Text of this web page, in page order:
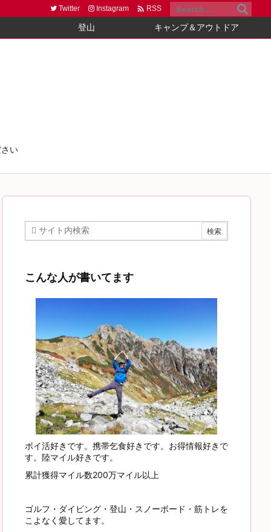
登山 キャンプ＆アウトドア
Twitter Instagram  RSS
い
こんな人が書いてます
ポイ活好きです。携帯乞食好きです。お得情報好きで
す。陸マイル好きです。
累計獲得マイル数200万マイル以上
ゴルフ・ダイビング・登山・スノーボード・筋トレを
こよなく愛してます。